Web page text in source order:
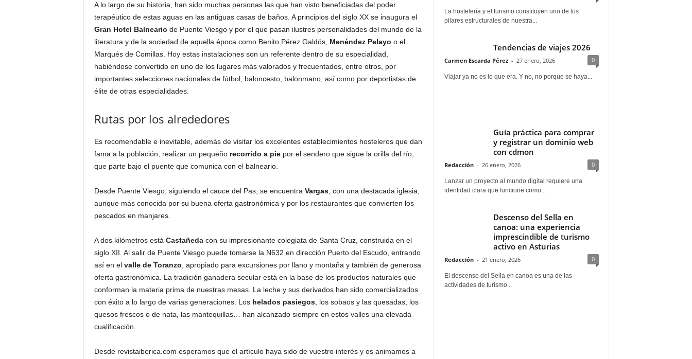
A lo largo de su historia, han sido muchas personas las que han visto beneficiadas del poder
terapéutico de estas aguas en las antiguas casas de baños. A principios del siglo XX se inaugura el
Gran Hotel Balneario de Puente Viesgo y por el que pasan ilustres personalidades del mundo de la
literatura y de la sociedad de aquella época como Benito Pérez Galdós, Menéndez Pelayo o el
Marqués de Comillas. Hoy estas instalaciones son un referente dentro de su especialidad,
habiéndose convertido en uno de los lugares más valorados y frecuentados, entre otros, por
importantes selecciones nacionales de fútbol, baloncesto, balonmano, así como por deportistas de
élite de otras especialidades.
Rutas por los alrededores
Es recomendable e inevitable, además de visitar los excelentes establecimientos hosteleros que dan
fama a la población, realizar un pequeñorecorrido a piepor el sendero que sigue la orilla del río,
que parte bajo el puente que comunica con el balneario.
Desde Puente Viesgo, siguiendo el cauce del Pas, se encuentra Vargas, con una destacada iglesia,
aunque más conocida por su buena oferta gastronómica y por los restaurantes que convierten los
pescados en manjares.
A dos kilómetros está Castañedacon su impresionante colegiata de Santa Cruz, construida en el
siglo XII. Al salir de Puente Viesgo puede tomarse la N632 en dirección Puerto del Escudo, entrando
así en el valle de Toranzo , apropiado para excursiones por llano y montaña y también de generosa
oferta gastronómica. La tradición ganadera secular está en la base de los productos naturales que
conforman la materia prima de nuestras mesas. La leche y sus derivados han sido comercializados
con éxito a lo largo de varias generaciones. Los helados pasiegos, los sobaos y las quesadas, los
quesos frescos o de nata, las mantequillas… han alcanzado siempre en estos valles una elevada
cualificación.
Desde revistaiberica.com esperamos que el artículo haya sido de vuestro interés y os animamos a
La hostelería y el turismo constituyen uno de los
pilares estructurales de nuestra...
Tendencias de viajes 2026
Carmen Escarda Pérez - 27 enero, 2026 0
Viajar ya no es lo que era. Y no, no porque se haya...
Guía práctica para comprar
y registrar un dominio web
con cdmon
Redacción - 26 enero, 2026 0
Lanzar un proyecto al mundo digital requiere una
identidad clara que funcione como...
Descenso del Sella en
canoa: una experiencia
imprescindible de turismo
activo en Asturias
Redacción - 21 enero, 2026 0
El descenso del Sella en canoa es una de las
actividades de turismo...